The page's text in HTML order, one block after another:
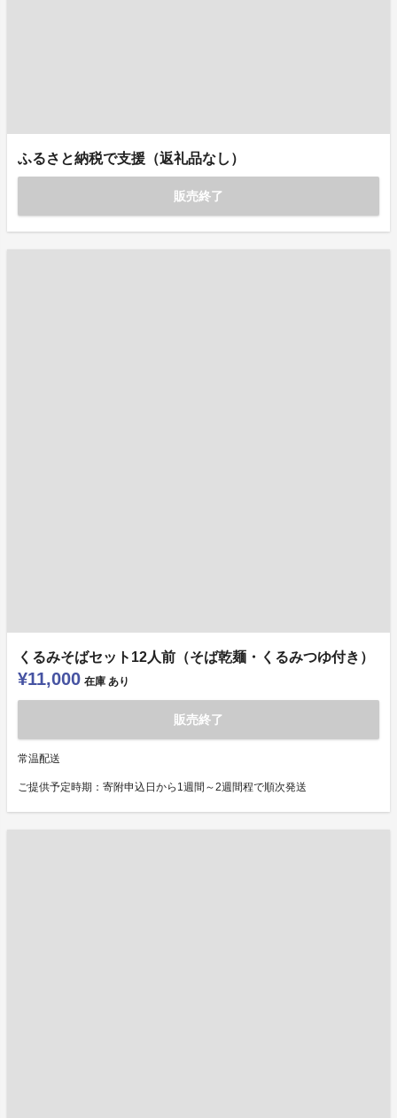
ふるさと納税で支援（返礼品なし）
販売終了
くるみそばセット12人前（そば乾麺・くるみつゆ付き）
¥11,000 在庫 あり
販売終了
常温配送
ご提供予定時期：寄附申込日から1週間～2週間程で順次発送